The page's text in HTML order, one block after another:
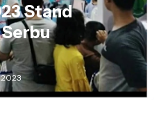
Stand
2023